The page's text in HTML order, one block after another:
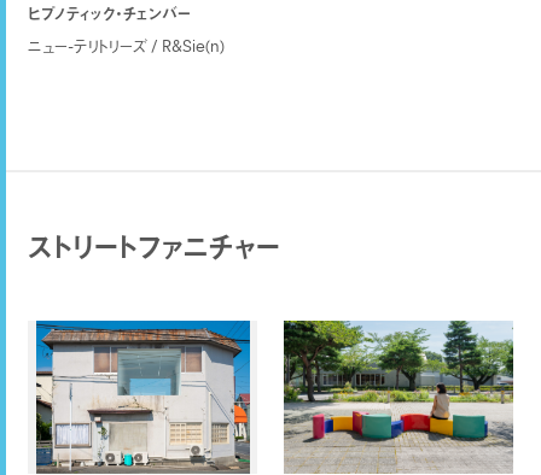
ヒプノティック・チェンバー
ニュー-テリトリーズ / R&Sie(n)
ストリートファニチャー